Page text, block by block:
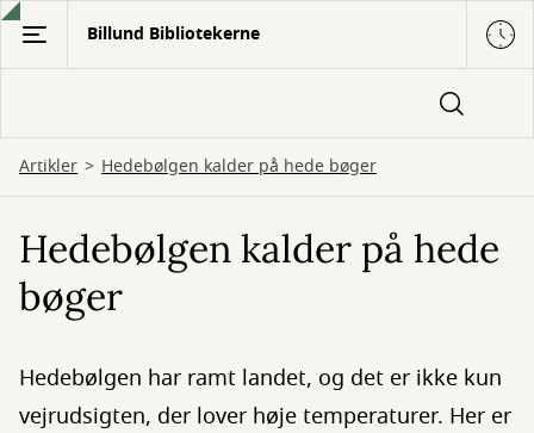
Gå
hovedindhold
Billund Bibliotekerne
Artikler Hedebølgen kalder på hede bøger
Hedebølgen kalder på hede
bøger
Hedebølgen har ramt landet, og det er ikke kun
vejrudsigten, der lover høje temperaturer. Her er